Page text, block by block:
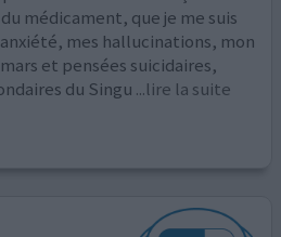
médicament, que je me suis
mes hallucinations, mon
et pensées suicidaires,
du Singu ...lire la suite